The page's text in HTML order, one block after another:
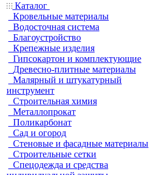
Каталог
Кровельные материалы
Водосточная система
Благоустройство
Крепежные изделия
Гипсокартон и комплектующие
Древесно-плитные материалы
Малярный и штукатурный
инструмент
Строительная химия
Металлопрокат
Поликарбонат
Сад и огород
Стеновые и фасадные материалы
Строительные сетки
Спецодежда и средства